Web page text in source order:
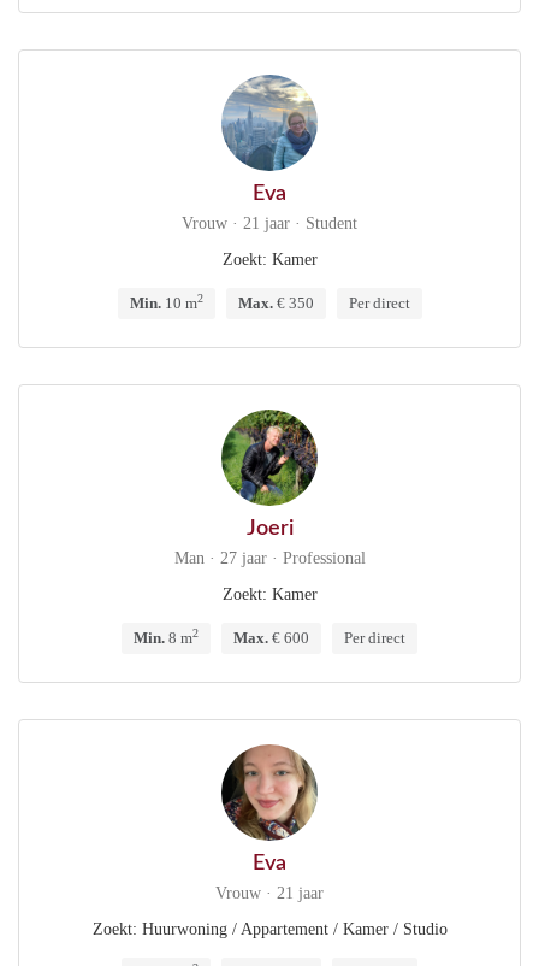
Eva
Vrouw · 21 jaar · Student
Zoekt: Kamer
Min.10 m2 Max.€ 350 Per direct
Joeri
Man · 27 jaar · Professional
Zoekt: Kamer
Min. 8 m2 Max. € 600 Per direct
Eva
Vrouw · 21 jaar
Zoekt: Huurwoning / Appartement / Kamer / Studio